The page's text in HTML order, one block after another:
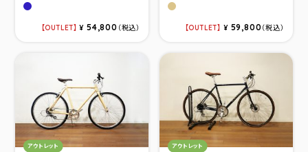
グロスネイビー
OUTLET ¥ 54,800 （税込）
シャンパンゴールド
OUTLET ¥ 59,800（税込）
カテゴリ：
アウトレット カテゴリ：
アウトレット